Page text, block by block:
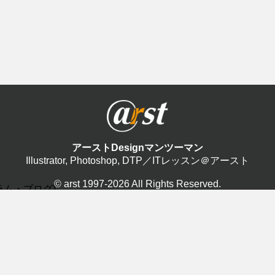
ム・ブログ)
アーストDesignマンツーマン
Illustrator, Photoshop, DTP／ITレッスン＠アースト
© arst 1997-2026 All Rights Reserved.